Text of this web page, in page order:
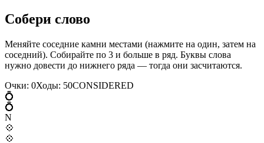
Собери слово
Меняйте соседние камни местами (нажмите на один, затем на
соседний). Собирайте по 3 и больше в ряд. Буквы слова
нужно довести до нижнего ряда — тогда они засчитаются.
Очки: 0Ходы: 50CONSIDERED
💍
💍
N
💠
💠